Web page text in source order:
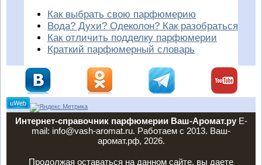
Как выбрать свою парфюмерию
Вода? Духи? Одеколон? Как разобраться
Как отличить подделку парфюмерии
Краткий парфюмерный словарь
Интернет-справочник парфюмерии Ваш-Аромат.руE-
mail: info@vash-aromat.ru. Работаем с 2013. Ваш-
аромат.рф, 2026.
Продолжая оставаться на данном сайте, вы даете